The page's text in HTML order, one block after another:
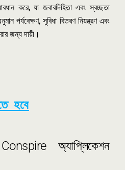
করে, যা জবাবদিহিতা এবং স্বচ্ছতা
পর্যবেক্ষণ, সুবিধা বিতরণ নিয়ন্ত্রণ এবং
জন্য দায়ী।
হবে
অ্যাপ্লিকেশন